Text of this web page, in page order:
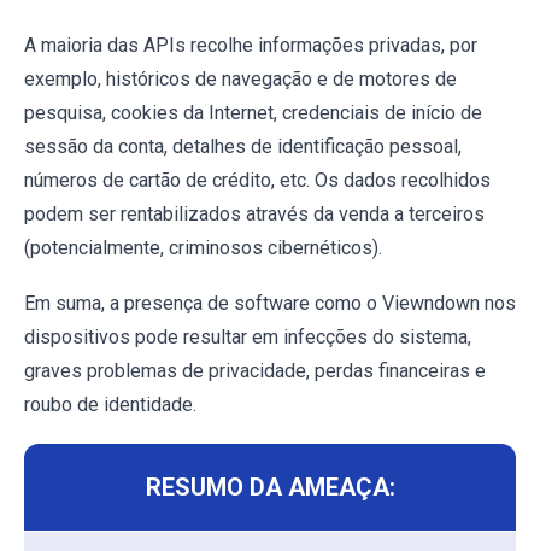
A maioria das APIs recolhe informações privadas, por
exemplo, históricos de navegação e de motores de
pesquisa, cookies da Internet, credenciais de início de
sessão da conta, detalhes de identificação pessoal,
números de cartão de crédito, etc. Os dados recolhidos
podem ser rentabilizados através da venda a terceiros
(potencialmente, criminosos cibernéticos).
Em suma, a presença de software como o Viewndown nos
dispositivos pode resultar em infecções do sistema,
graves problemas de privacidade, perdas financeiras e
roubo de identidade.
RESUMO DA AMEAÇA: